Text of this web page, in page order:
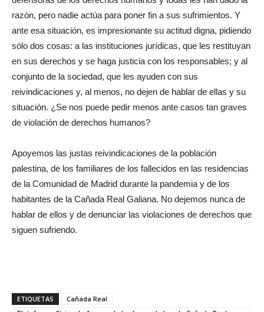
razón, pero nadie actúa para poner fin a sus sufrimientos. Y
ante esa situación, es impresionante su actitud digna, pidiendo
sólo dos cosas: a las instituciones jurídicas, que les restituyan
en sus derechos y se haga justicia con los responsables; y al
conjunto de la sociedad, que les ayuden con sus
reivindicaciones y, al menos, no dejen de hablar de ellas y su
situación. ¿Se nos puede pedir menos ante casos tan graves
de violación de derechos humanos?
Apoyemos las justas reivindicaciones de la población
palestina, de los familiares de los fallecidos en las residencias
de la Comunidad de Madrid durante la pandemia y de los
habitantes de la Cañada Real Galiana. No dejemos nunca de
hablar de ellos y de denunciar las violaciones de derechos que
siguen sufriendo.
ETIQUETAS
Cañada Real